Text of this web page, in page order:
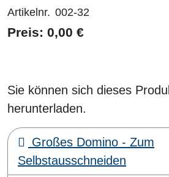
Artikelnr. 002-32
Preis: 0,00 €
Sie können sich dieses
herunterladen.
Großes Domino - Zum
Selbstausschneiden